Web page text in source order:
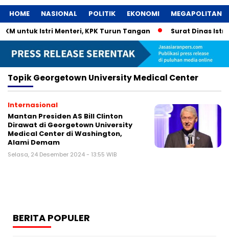
HOME NASIONAL POLITIK EKONOMI MEGAPOLITAN
untuk Istri Menteri, KPK Turun Tangan Surat Dinas Istri
TopikGeorgetown University Medical Center
Internasional
Mantan Presiden AS Bill Clinton
Dirawat di Georgetown University
Medical Center di Washington,
Alami Demam
Selasa, 24 Desember 2024 - 13:55 WIB
BERITA POPULER